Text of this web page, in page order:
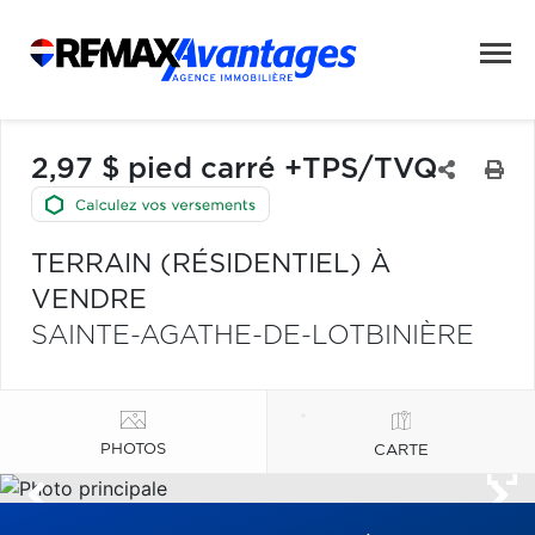
2,97 $ pied carré +TPS/TVQ
TERRAIN (RÉSIDENTIEL) À
VENDRE
SAINTE-AGATHE-DE-LOTBINIÈRE
PHOTOS CARTE